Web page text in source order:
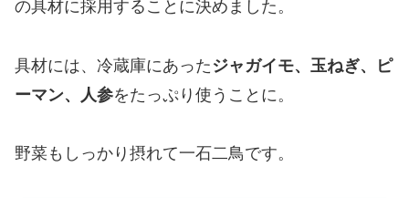
の具材に採用することに決めました。
具材には、冷蔵庫にあった ジャガイモ、玉ねぎ、ピ
ーマン、人参をたっぷり使うことに。
野菜もしっかり摂れて一石二鳥です。